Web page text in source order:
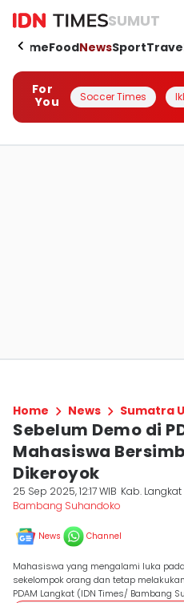
SUMUT
HomeFoodNewsSport
For
You
Soccer Times
Home News Sumatra
Sebelum Demo di
Mahasiswa
Dikeroyok
25 Sep 2025, 12:17 WIB Kab. Langkat
Bambang Suhandoko
News Channel
Mahasiswa yang mengalami luka
sekelompok orang dan tetap
PDAM Langkat (IDN Times/ Bambang